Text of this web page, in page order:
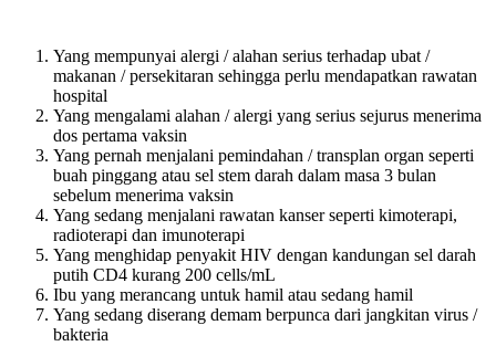
Yang mempunyai alergi / alahan serius terhadap ubat /
makanan / persekitaran sehingga perlu mendapatkan rawatan
hospital
Yang mengalami alahan / alergi yang serius sejurus menerima
dos pertama vaksin
Yang pernah menjalani pemindahan / transplan organ seperti
buah pinggang atau sel stem darah dalam masa 3 bulan
sebelum menerima vaksin
Yang sedang menjalani rawatan kanser seperti kimoterapi,
radioterapi dan imunoterapi
Yang menghidap penyakit HIV dengan kandungan sel darah
putih CD4 kurang 200 cells/mL
Ibu yang merancang untuk hamil atau sedang hamil
Yang sedang diserang demam berpunca dari jangkitan virus /
bakteria